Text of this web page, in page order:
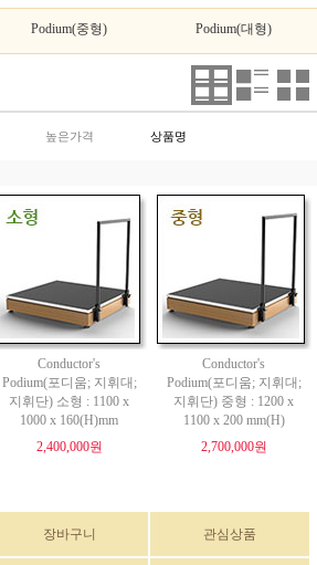
Podium(중형) Podium(대형)
높은가격 상품명
Conductor's
Podium(포디움; 지휘대;
지휘단) 소형 : 1100 x
1000 x 160(H)mm
2,400,000원
Conductor's
Podium(포디움; 지휘대;
지휘단) 중형 : 1200 x
1100 x 200 mm(H)
2,700,000원
장바구니 관심상품